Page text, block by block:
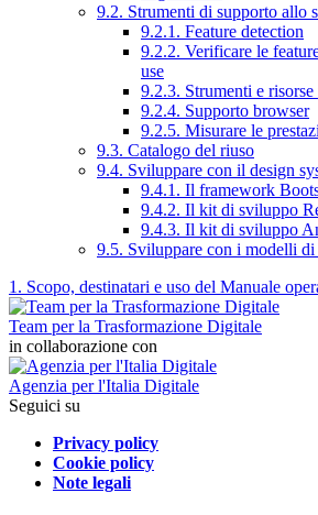
9.2. Strumenti di supporto allo
9.2.1. Feature detection
9.2.2. Verificare le
use
9.2.3. Strumenti e
9.2.4. Supporto browser
9.2.5. Misurare le
9.3. Catalogo del riuso
9.4. Sviluppare con il design
9.4.1. Il framework
9.4.2. Il kit di sviluppo
9.4.3. Il kit di sviluppo
9.5. Sviluppare con i modelli di
1. Scopo, destinatari e uso del Manuale
Team per la Trasformazione Digitale
in collaborazione con
Agenzia per l'Italia Digitale
Seguici su
Privacy policy
Cookie policy
Note legali